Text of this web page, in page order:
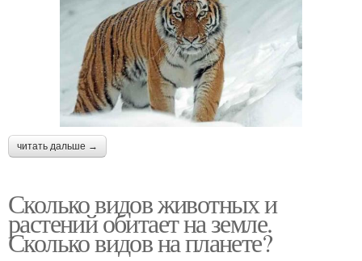
читать дальше →
Сколько видов животных и
растений обитает на земле.
Сколько видов на планете?